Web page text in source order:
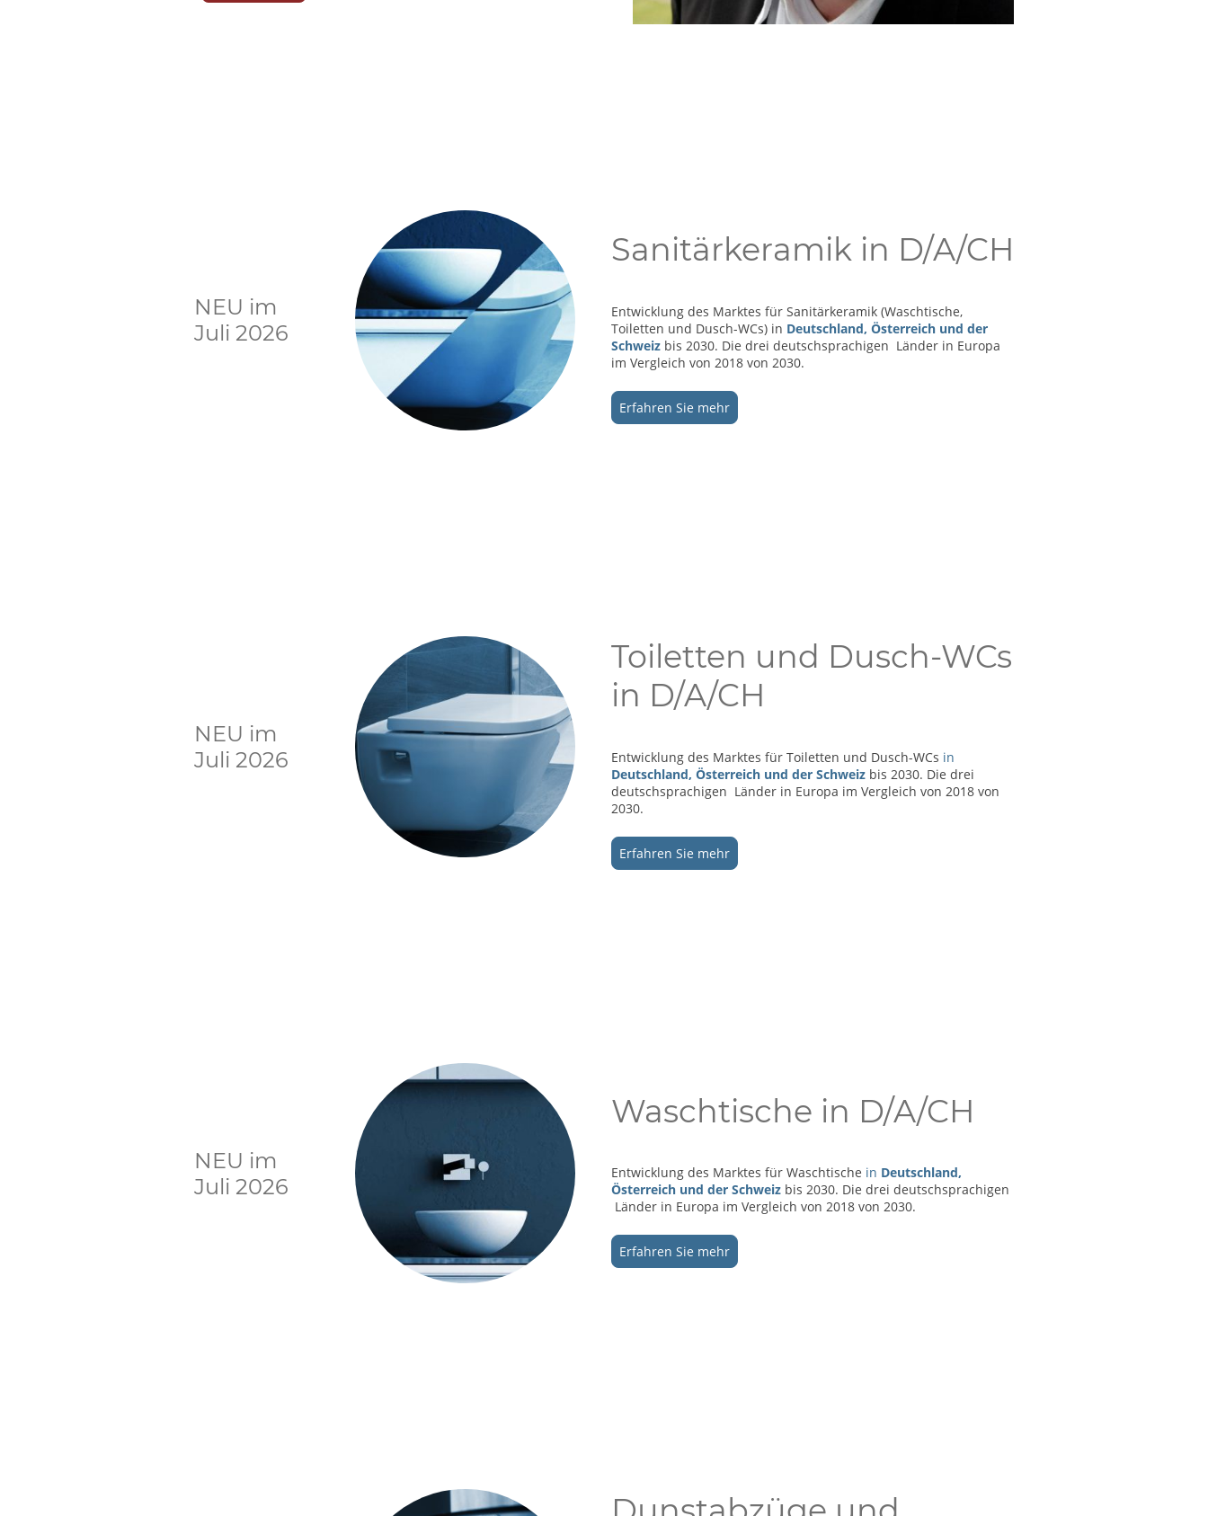
NEU im
Juli 2026
Sanitärkeramik in D/A/CH
Entwicklung des Marktes für Sanitärkeramik (Waschtische,
Toiletten und Dusch-WCs) in Deutschland, Österreich und der
Schweizbis 2030. Die drei deutschsprachigen Länder in Europa
im Vergleich von 2018 von 2030.
Erfahren Sie mehr
NEU im
Juli 2026
Toiletten und Dusch-WCs
in D/A/CH
Entwicklung des Marktes für Toiletten und Dusch-WCs in
Deutschland, Österreich und der Schweizbis 2030. Die drei
deutschsprachigen Länder in Europa im Vergleich von 2018 von
2030.
Erfahren Sie mehr
NEU im
Juli 2026
Waschtische in D/A/CH
Entwicklung des Marktes für Waschtische in Deutschland,
Österreich und der Schweizbis 2030. Die drei deutschsprachigen
Länder in Europa im Vergleich von 2018 von 2030.
Erfahren Sie mehr